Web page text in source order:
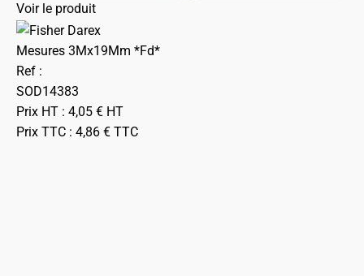
Voir le produit
Mesures 3Mx19Mm *Fd*
Ref :
SOD14383
Prix HT : 4,05 € HT
Prix TTC : 4,86 € TTC